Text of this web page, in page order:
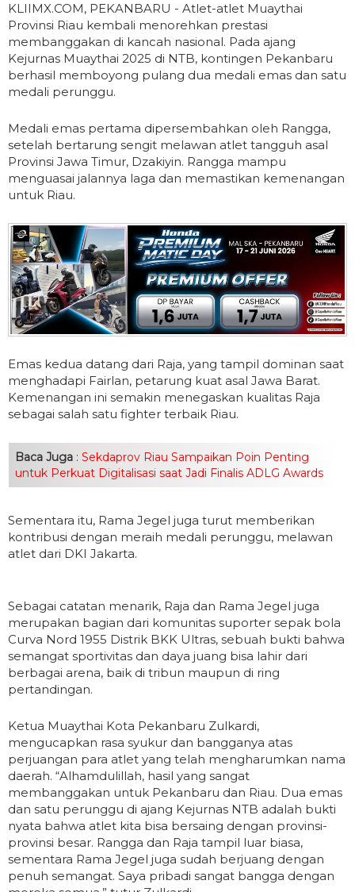
KLIIMX.COM, PEKANBARU - Atlet-atlet Muaythai
Provinsi Riau kembali menorehkan prestasi
membanggakan di kancah nasional. Pada ajang
Kejurnas Muaythai 2025 di NTB, kontingen Pekanbaru
berhasil memboyong pulang dua medali emas dan satu
medali perunggu.
Medali emas pertama dipersembahkan oleh Rangga,
setelah bertarung sengit melawan atlet tangguh asal
Provinsi Jawa Timur, Dzakiyin. Rangga mampu
menguasai jalannya laga dan memastikan kemenangan
untuk Riau.
Emas kedua datang dari Raja, yang tampil dominan saat
menghadapi Fairlan, petarung kuat asal Jawa Barat.
Kemenangan ini semakin menegaskan kualitas Raja
sebagai salah satu fighter terbaik Riau.
Baca Juga : Sekdaprov Riau Sampaikan Poin Penting
untuk Perkuat Digitalisasi saat Jadi Finalis ADLG Awards
Sementara itu, Rama Jegel juga turut memberikan
kontribusi dengan meraih medali perunggu, melawan
atlet dari DKI Jakarta.
Sebagai catatan menarik, Raja dan Rama Jegel juga
merupakan bagian dari komunitas suporter sepak bola
Curva Nord 1955 Distrik BKK Ultras, sebuah bukti bahwa
semangat sportivitas dan daya juang bisa lahir dari
berbagai arena, baik di tribun maupun di ring
pertandingan.
Ketua Muaythai Kota Pekanbaru Zulkardi,
mengucapkan rasa syukur dan bangganya atas
perjuangan para atlet yang telah mengharumkan nama
daerah. “Alhamdulillah, hasil yang sangat
membanggakan untuk Pekanbaru dan Riau. Dua emas
dan satu perunggu di ajang Kejurnas NTB adalah bukti
nyata bahwa atlet kita bisa bersaing dengan provinsi-
provinsi besar. Rangga dan Raja tampil luar biasa,
sementara Rama Jegel juga sudah berjuang dengan
penuh semangat. Saya pribadi sangat bangga dengan